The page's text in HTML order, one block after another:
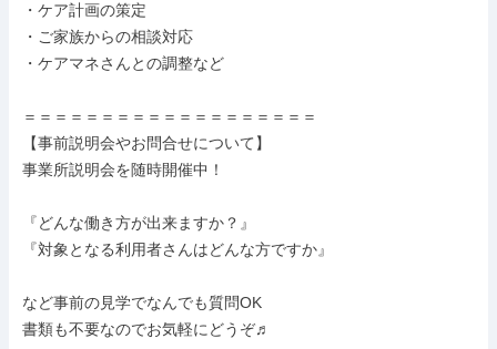
・ケア計画の策定
・ご家族からの相談対応
・ケアマネさんとの調整など
＝＝＝＝＝＝＝＝＝＝＝＝＝＝＝＝＝＝＝
【事前説明会やお問合せについて】
事業所説明会を随時開催中！
『どんな働き方が出来ますか？』
『対象となる利用者さんはどんな方ですか』
など事前の見学でなんでも質問OK
書類も不要なのでお気軽にどうぞ♬